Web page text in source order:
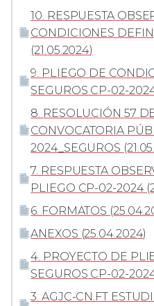
10. RESPUESTA
CONDICIONES
(21.05.2024)
9. PLIEGO DE
SEGUROS CP-02-
8. RESOLUCIÓN 57
CONVOCATORIA
2024_SEGUROS
7. RESPUESTA
PLIEGO CP-02-2024
6. FORMATOS
ANEXOS (25.04.2024)
4. PROYECTO DE
SEGUROS CP-02-
3. AGJC-CN.FT